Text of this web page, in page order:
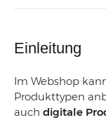
Einleitung
Im Webshop
Produkttypen
auch digitale